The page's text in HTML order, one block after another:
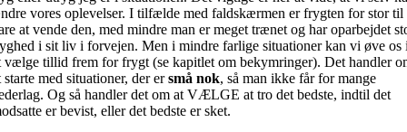
vores oplevelser. I tilfælde med faldskærmen er frygten for stor til
at vende den, med mindre man er meget trænet og har oparbejdet
i sit liv i forvejen. Men i mindre farlige situationer kan vi øve os
vælge tillid frem for frygt (se kapitlet om bekymringer). Det handler
starte med situationer, der ersmå nok, så man ikke får for mange
Og så handler det om at VÆLGE at tro det bedste, indtil det
er bevist, eller det bedste er sket.